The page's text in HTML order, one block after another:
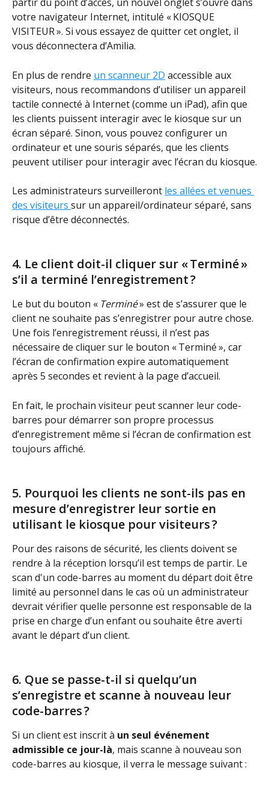
partir du point d’accès, un nouvel onglet s’ouvre dans
votre navigateur Internet, intitulé « KIOSQUE
VISITEUR ». Si vous essayez de quitter cet onglet, il
vous déconnectera d’Amilia.
En plus de rendre un scanneur 2D accessible aux
visiteurs, nous recommandons d’utiliser un appareil
tactile connecté à Internet (comme un iPad), afin que
les clients puissent interagir avec le kiosque sur un
écran séparé. Sinon, vous pouvez configurer un
ordinateur et une souris séparés, que les clients
peuvent utiliser pour interagir avec l’écran du kiosque.
Les administrateurs surveilleront les allées et venues
des visiteurs sur un appareil/ordinateur séparé, sans
risque d’être déconnectés.
4. Le client doit-il cliquer sur « Terminé »
s’il a terminé l’enregistrement ?
Le but du bouton « Terminé » est de s’assurer que le
client ne souhaite pas s’enregistrer pour autre chose.
Une fois l’enregistrement réussi, il n’est pas
nécessaire de cliquer sur le bouton « Terminé », car
l’écran de confirmation expire automatiquement
après 5 secondes et revient à la page d’accueil.
En fait, le prochain visiteur peut scanner leur code-
barres pour démarrer son propre processus
d’enregistrement même si l’écran de confirmation est
toujours affiché.
5. Pourquoi les clients ne sont-ils pas en
mesure d’enregistrer leur sortie en
utilisant le kiosque pour visiteurs ?
Pour des raisons de sécurité, les clients doivent se
rendre à la réception lorsqu’il est temps de partir. Le
scan d'un code-barres au moment du départ doit être
limité au personnel dans le cas où un administrateur
devrait vérifier quelle personne est responsable de la
prise en charge d’un enfant ou souhaite être averti
avant le départ d’un client.
6. Que se passe-t-il si quelqu’un
s’enregistre et scanne à nouveau leur
code-barres ?
Si un client est inscrit à un seul événement
admissible ce jour-là, mais scanne à nouveau son
code-barres au kiosque, il verra le message suivant :